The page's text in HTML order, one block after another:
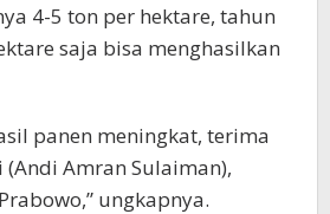
4-5 ton per hektare, tahun
saja bisa menghasilkan
panen meningkat, terima
(Andi Amran Sulaiman),
ungkapnya.